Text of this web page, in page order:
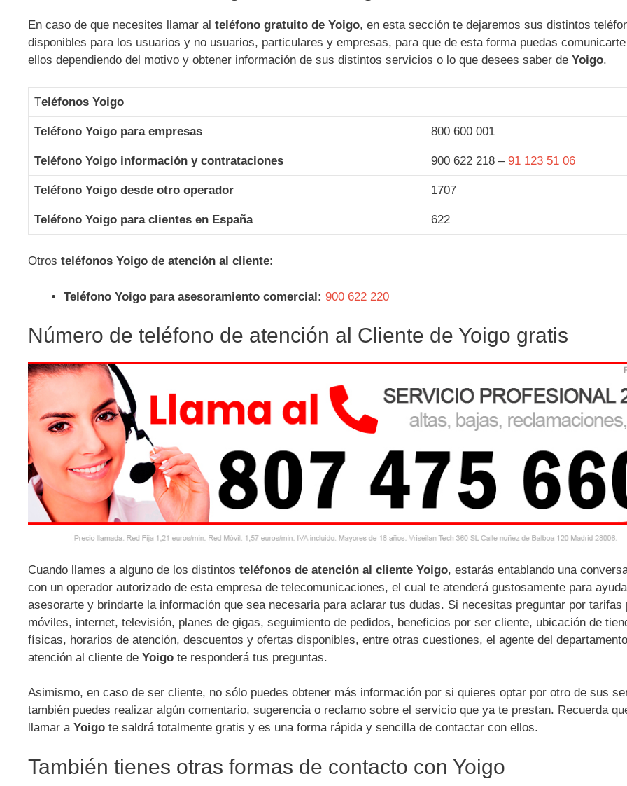
En caso de que necesites llamar al teléfono gratuito de Yoigo, en esta sección te dejaremos sus distintos
disponibles para los usuarios y no usuarios, particulares y empresas, para que de esta forma puedas
ellos dependiendo del motivo y obtener información de sus distintos servicios o lo que desees saber de Yoigo.
Teléfonos Yoigo
Teléfono Yoigo para empresas 800 600 001
Teléfono Yoigo información y contrataciones 900 622 218 – 91 123 51 06
Teléfono Yoigo desde otro operador 1707
Teléfono Yoigo para clientes en España 622
Otros teléfonos Yoigo de atención al cliente:
Teléfono Yoigo para asesoramiento comercial: 900 622 220
Número de teléfono de atención al Cliente de Yoigo gratis
Cuando llames a alguno de los distintos teléfonos de atención al cliente Yoigo, estarás entablando una
con un operador autorizado de esta empresa de telecomunicaciones, el cual te atenderá gustosamente para
asesorarte y brindarte la información que sea necesaria para aclarar tus dudas. Si necesitas preguntar por tarifas
móviles, internet, televisión, planes de gigas, seguimiento de pedidos, beneficios por ser cliente, ubicación de
físicas, horarios de atención, descuentos y ofertas disponibles, entre otras cuestiones, el agente del
atención al cliente de Yoigo te responderá tus preguntas.
Asimismo, en caso de ser cliente, no sólo puedes obtener más información por si quieres optar por otro de sus
también puedes realizar algún comentario, sugerencia o reclamo sobre el servicio que ya te prestan. Recuerda
llamar a Yoigo te saldrá totalmente gratis y es una forma rápida y sencilla de contactar con ellos.
También tienes otras formas de contacto con Yoigo